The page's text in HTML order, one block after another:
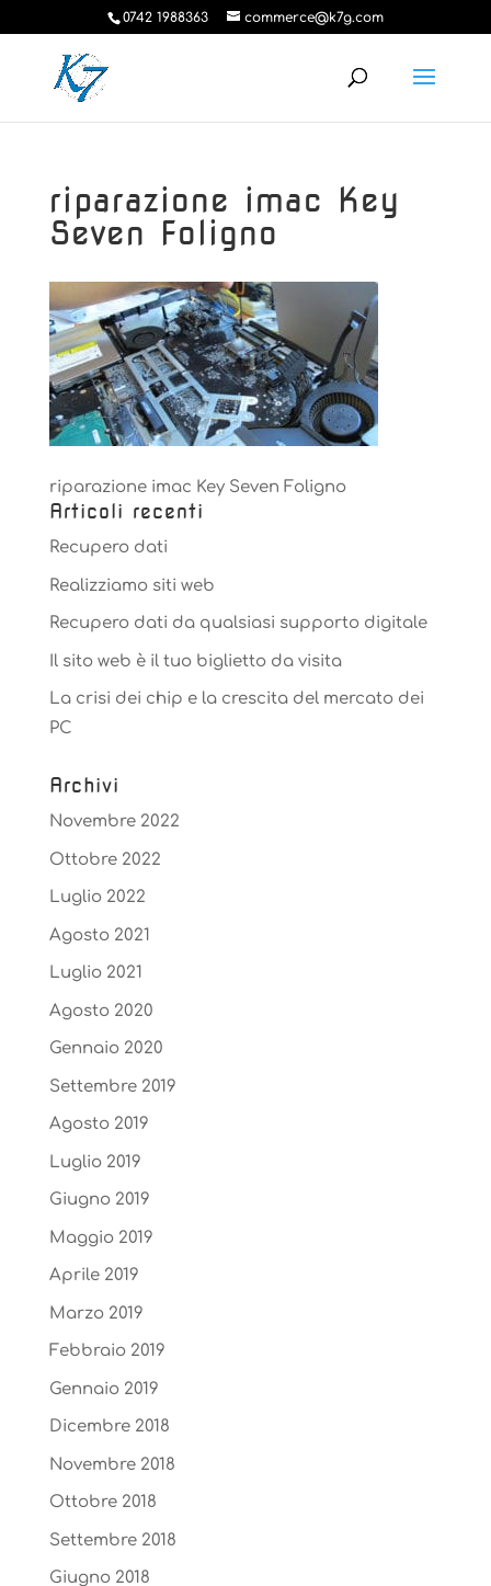
0742 1988363 commerce@k7g.com
riparazione imac Key
Seven Foligno
riparazione imac Key Seven Foligno
Articoli recenti
Recupero dati
Realizziamo siti web
Recupero dati da qualsiasi supporto digitale
Il sito web è il tuo biglietto da visita
La crisi dei chip e la crescita del mercato dei
PC
Archivi
Novembre 2022
Ottobre 2022
Luglio 2022
Agosto 2021
Luglio 2021
Agosto 2020
Gennaio 2020
Settembre 2019
Agosto 2019
Luglio 2019
Giugno 2019
Maggio 2019
Aprile 2019
Marzo 2019
Febbraio 2019
Gennaio 2019
Dicembre 2018
Novembre 2018
Ottobre 2018
Settembre 2018
Giugno 2018